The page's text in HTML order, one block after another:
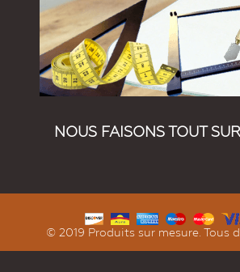
NOUS FAISONS TOUT
© 2019 Produits sur mesure. Tous